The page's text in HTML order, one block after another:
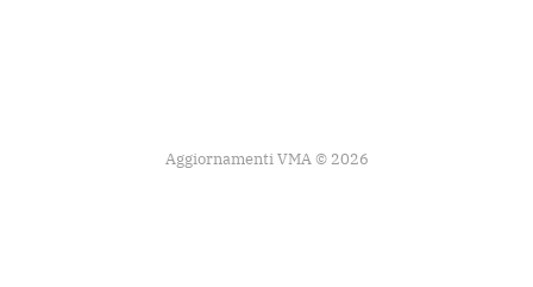
Aggiornamenti VMA © 2026